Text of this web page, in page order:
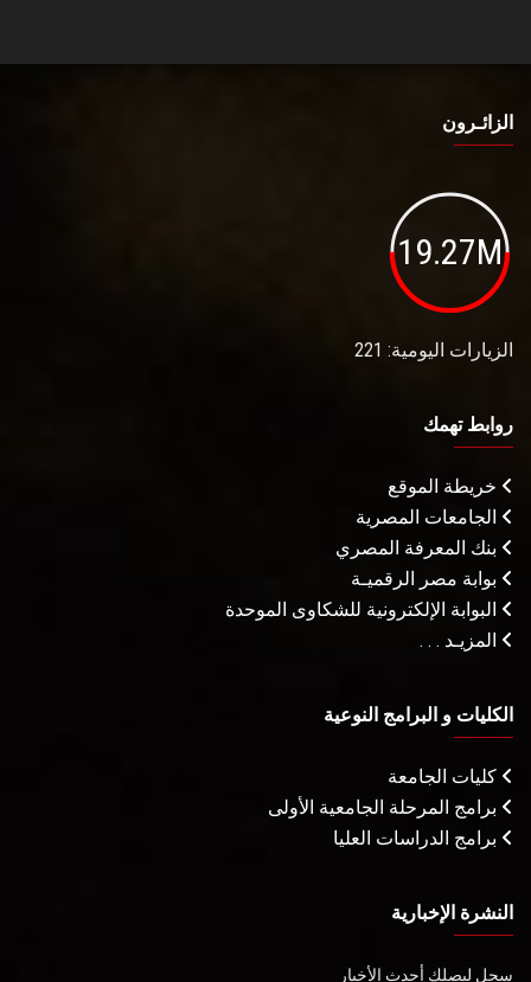
الزائـرون
19.27M
الزيارات اليومية: 221
روابط تهمك
خريطة الموقع
الجامعات المصرية
بنك المعرفة المصري
بوابة مصر الرقميـة
البوابة الإلكترونية للشكاوى الموحدة
المزيـد . . .
الكليات و البرامج النوعية
كليات الجامعة
برامج المرحلة الجامعية الأولى
برامج الدراسات العليا
النشرة الإخبارية
سجل ليصلك أحدث الأخبار